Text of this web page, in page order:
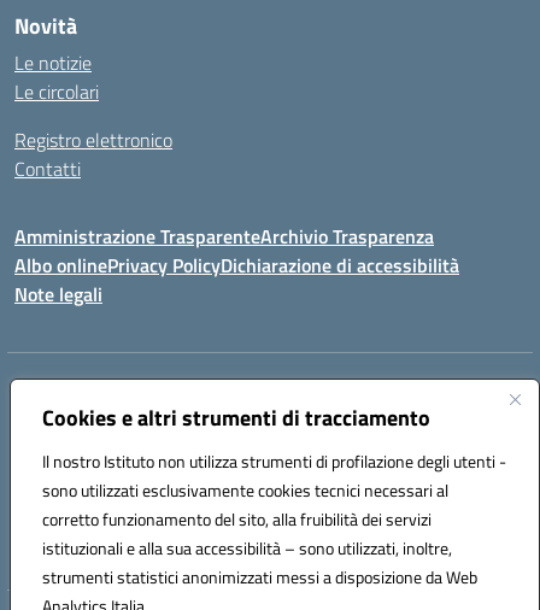
Cookies e altri strumenti di tracciamento
Il nostro Istituto non utilizza strumenti di profilazione degli utenti -
sono utilizzati esclusivamente cookies tecnici necessari al
corretto funzionamento del sito, alla fruibilità dei servizi
istituzionali e alla sua accessibilità – sono utilizzati, inoltre,
strumenti statistici anonimizzati messi a disposizione da Web
Novità
Le notizie
Le circolari
Registro elettronico
Contatti
Amministrazione TrasparenteArchivio Trasparenza
Albo onlinePrivacy PolicyDichiarazione di accessibilità
Note legali
Indirizzo:
Centralino:096721161 Email:czic869004@istruzione.it
Codice fiscale: 84000710792
Codice meccanografico:
CZIC869004
Codice unico di fatturazione (CUF): UFKGA0